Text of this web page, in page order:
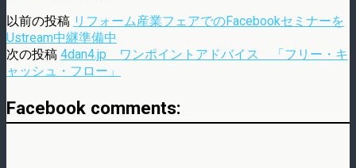
以前の投稿 リフォーム産業フェアでのFacebookセミナーを
Ustream中継準備中
次の投稿 4dan4.jp ワンポイントアドバイス 「フリー・キ
ャッシュ・フロー」
Facebook comments: